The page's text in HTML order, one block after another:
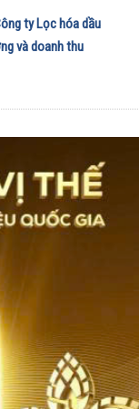
ty Lọc hóa dầu
và doanh thu